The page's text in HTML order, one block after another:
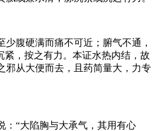
腹硬满而痛不可近；腑气不通，
，按之有力。本证水热内结，故
邪从大便而去，且药简量大，力专
：“大陷胸与大承气，其用有心